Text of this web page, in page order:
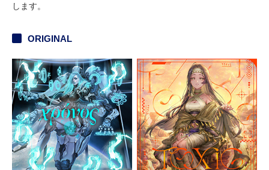
します。
ORIGINAL